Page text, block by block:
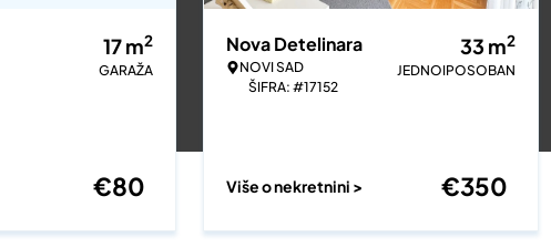
17m2
GARAŽA
€80
Nova Detelinara
NOVI SAD
ŠIFRA: #17152
33 m2
JEDNOIPOSOBAN
Više o nekretnini > €350